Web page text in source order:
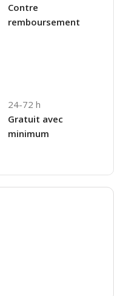
Contre
remboursement
24-72 h
Gratuit avec
minimum